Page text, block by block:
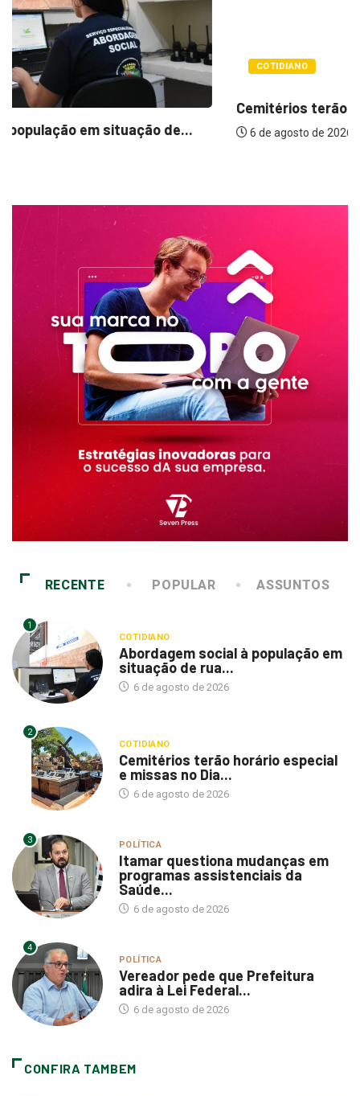
Cemitérios terão horário especial e missas no...
6 de agosto de 2026
RECENTE POPULAR ASSUNTOS
1
COTIDIANO
Abordagem social à população em
situação de rua...
6 de agosto de 2026
2
COTIDIANO
Cemitérios terão horário especial
e missas no Dia...
6 de agosto de 2026
3 POLÍTICA
Itamar questiona mudanças em
programas assistenciais da
Saúde...
6 de agosto de 2026
4
POLÍTICA
Vereador pede que Prefeitura
adira à Lei Federal...
6 de agosto de 2026
CONFIRA TAMBEM